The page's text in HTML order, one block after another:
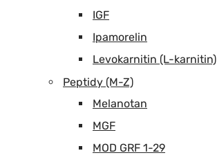
IGF
Ipamorelin
Levokarnitin (L-karnitin)
Peptidy (M-Z)
Melanotan
MGF
MOD GRF 1-29